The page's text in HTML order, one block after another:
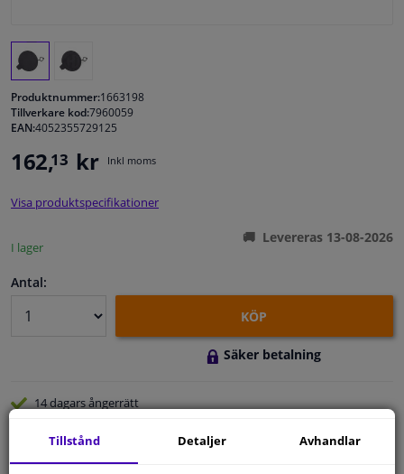
Fönster & Tillbehör
Bilvård & Tillbehör
Sensorer & Elsystem
Produktnummer:1663198
Tillverkare kod:7960059
EAN:4052355729125
162,13 kr Inkl moms
Visa produktspecifikationer
I lager
Levereras 13-08-2026
Antal:
KÖP
Säker betalning
14 dagarsångerrätt
Tillstånd Detaljer Avhandlar